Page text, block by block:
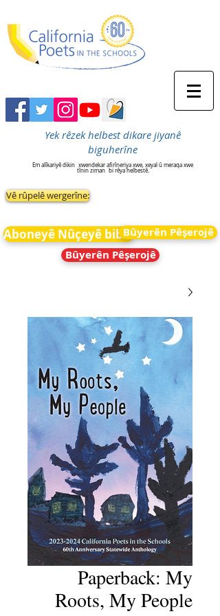
Yek rêzek helbest dikare jiyanê
biguherîne
Em alîkariyê dikin xwendekar afirîneriya xwe, xeyal û meraqa xwe
tînin ziman
bi rêya helbestê.
Vê rûpelê wergerîne:
Aboneyê Nûçeyê bibinBûyerên Pêşerojê
Bûyerên Pêşerojê
Paperback: My
Roots, My People